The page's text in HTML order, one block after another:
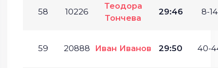
58 10226
Теодора
Тончева
29:46 8-
59 20888 Иван Иванов 29:50 40-